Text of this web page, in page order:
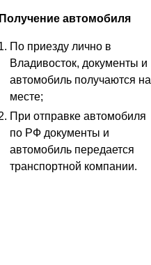
Получение автомобиля
По приезду лично в
Владивосток, документы и
автомобиль получаются на
месте;
При отправке автомобиля
по РФ документы и
автомобиль передается
транспортной компании.